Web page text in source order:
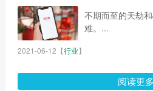
不期而至的天劫
难。...
2021-06-12 【行业】
阅读更多